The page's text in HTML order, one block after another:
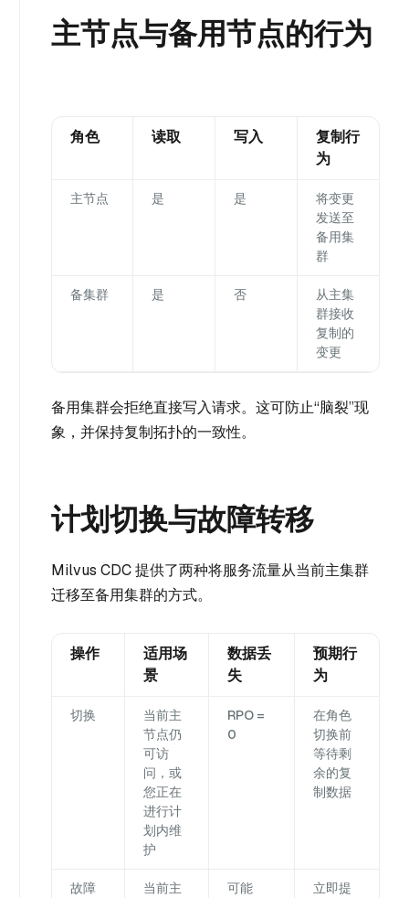
主节点与备用节点的行为
角色 读取 写入
复制行
为
主节点 是 是
将变更
发送至
备用集
群
备集群 是 否
从主集
群接收
复制的
变更
备用集群会拒绝直接写入请求。这可防止“脑裂”现
象，并保持复制拓扑的一致性。
计划切换与故障转移
Milvus CDC 提供了两种将服务流量从当前主集群
迁移至备用集群的方式。
操作
适用场
景
数据丢
失
预期行
为
切换
当前主
节点仍
可访
问，或
您正在
进行计
划内维
护
RPO =
0
在角色
切换前
等待剩
余的复
制数据
故障 当前主 可能 立即提